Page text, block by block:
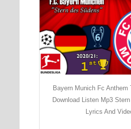
Bayern Munich Fc Anthem
Download Listen Mp3
Lyrics And